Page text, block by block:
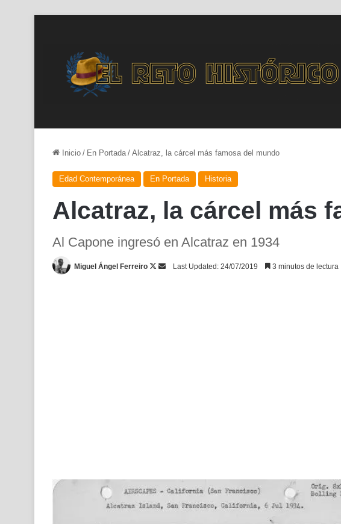
Inicio / En Portada / Alcatraz, la cárcel más famosa del mundo
Edad Contemporánea En Portada Historia
Alcatraz, la cárcel más
Al Capone ingresó en Alcatraz en 1934
Miguel Ángel Ferreiro
Follow
SendLast Updated: 24/07/2019 3 minutos de lectura